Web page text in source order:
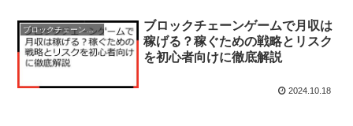
ブロックチェーンゲーム
ブロックチェーンゲームで月収は
稼げる？稼ぐための戦略とリスク
を初心者向けに徹底解説
2024.10.18